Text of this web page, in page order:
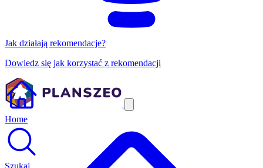
Jak działają rekomendacje?
Dowiedz się jak korzystać z rekomendacji
Home
Szukaj